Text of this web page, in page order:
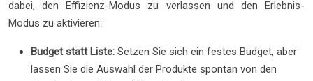
dabei, den Effizienz-Modus zu verlassen und den Erlebnis-
Modus zu aktivieren:
Budget statt Liste: Setzen Sie sich ein festes Budget, aber
lassen Sie die Auswahl der Produkte spontan von den